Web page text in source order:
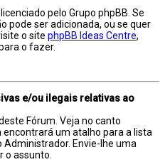
pelo Grupo phpBB. Se
pode ser adicionada, ou se quer
o site phpBB Ideas Centre,
o fazer.
e/ou ilegais relativas ao
Fórum. Veja no canto
um atalho para a lista
Envie-lhe uma
o assunto.